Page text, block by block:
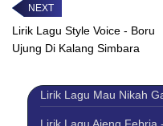
Lirik Lagu Style Voice - Boru
Ujung Di Kalang Simbara
Lirik Lagu Mau Nikah